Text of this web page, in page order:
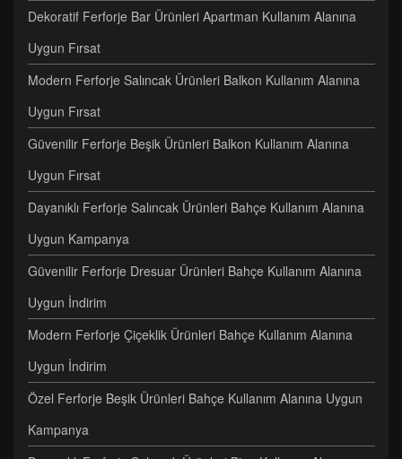
Dekoratif Ferforje Bar Ürünleri Apartman Kullanım Alanına
Uygun Fırsat
Modern Ferforje Salıncak Ürünleri Balkon Kullanım Alanına
Uygun Fırsat
Güvenilir Ferforje Beşik Ürünleri Balkon Kullanım Alanına
Uygun Fırsat
Dayanıklı Ferforje Salıncak Ürünleri Bahçe Kullanım Alanına
Uygun Kampanya
Güvenilir Ferforje Dresuar Ürünleri Bahçe Kullanım Alanına
Uygun İndirim
Modern Ferforje Çiçeklik Ürünleri Bahçe Kullanım Alanına
Uygun İndirim
Özel Ferforje Beşik Ürünleri Bahçe Kullanım Alanına Uygun
Kampanya